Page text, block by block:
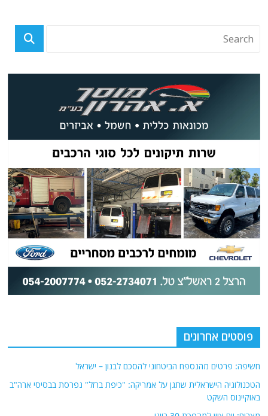
פוסטים אחרונים
חשיפה: פרטים מהנספח הביטחוני להסכם לבנון – ישראל
הטכנולוגיה הישראלית שתגן על אמריקה: "כיפת ברזל" נפרסת בבסיסי ארה"ב
באוקיינוס השקט